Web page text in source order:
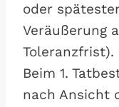
oder
Veräußerung
Toleranzfrist).
Beim 1.
nach Ansicht